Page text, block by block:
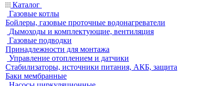
Каталог
Газовые котлы
Бойлеры, газовые проточные водонагреватели
Дымоходы и комплектующие, вентиляция
Газовые подводки
Принадлежности для монтажа
Управление отоплением и датчики
Стабилизаторы, источники питания, АКБ, защита
Баки мембранные